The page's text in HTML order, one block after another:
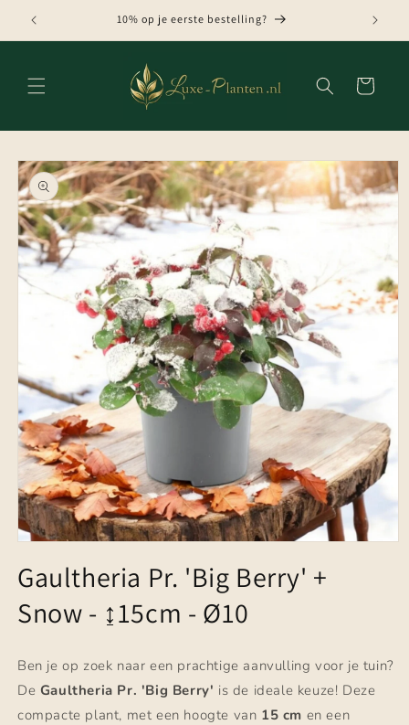
naar de
content
10% op je eerste bestelling?
Winkelwagen
direct naar
openen
in
modaal
Gaultheria Pr. 'Big Berry' +
Snow - ↨15cm - Ø10
Ben je op zoek naar een prachtige aanvulling voor je tuin?
De Gaultheria Pr. 'Big Berry' is de ideale keuze! Deze
compacte plant, met een hoogte van 15 cm en een